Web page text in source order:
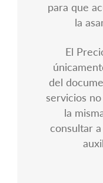
para que
la
El
del
servicios
la
consultar